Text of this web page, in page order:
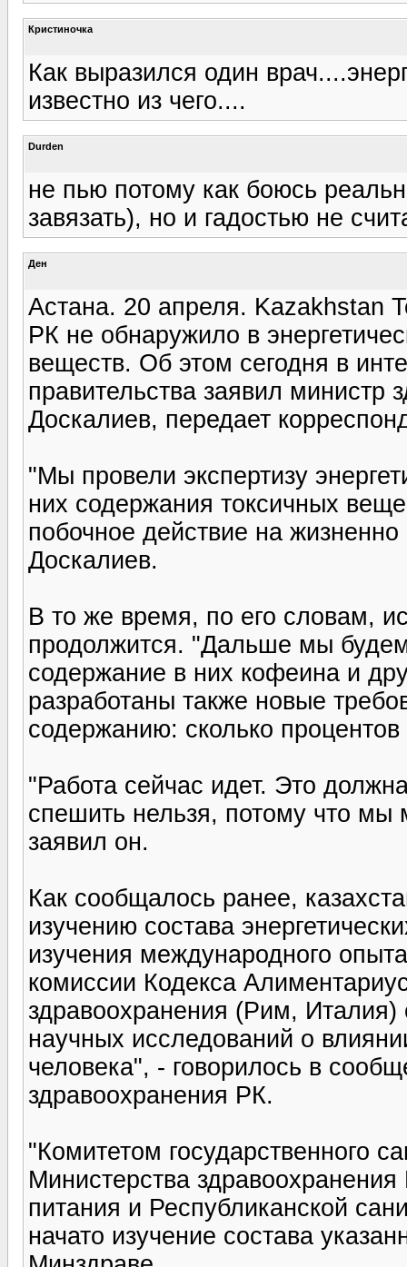
Кристиночка
Как выразился один
известно из чего....
Durden
не пью потому как боюсь
завязать), но и гадостью не
Ден
Астана. 20 апреля. Kazakhstan
РК не обнаружило в
веществ. Об этом сегодня в
правительства заявил
Доскалиев, передает
"Мы провели экспертизу
них содержания токсичных
побочное действие на
Доскалиев.
В то же время, по его словам,
продолжится. "Дальше мы
содержание в них кофеина и
разработаны также новые
содержанию: сколько
"Работа сейчас идет. Это
спешить нельзя, потому что
заявил он.
Как сообщалось ранее,
изучению состава
изучения международного
комиссии Кодекса
здравоохранения (Рим,
научных исследований о
человека", - говорилось в
здравоохранения РК.
"Комитетом государственного
Министерства
питания и Республиканской
начато изучение состава